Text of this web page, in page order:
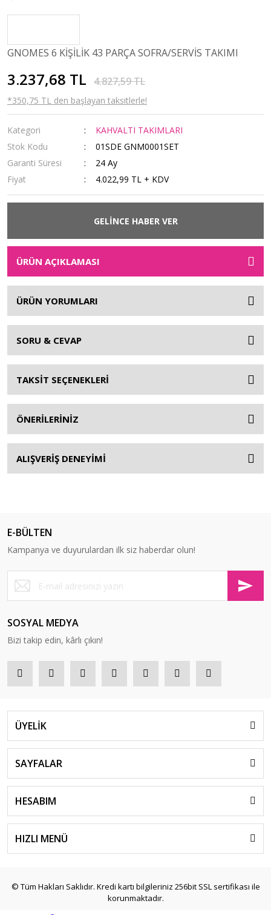
GNOMES 6 KİŞİLİK 43 PARÇA SOFRA/SERVİS TAKIMI
3.237,68 TL 4.827,59 TL
*350,75 TL den başlayan taksitlerle!
Kategori
KAHVALTI TAKIMLARI
Stok Kodu
01SDE GNM0001SET
Garanti Süresi
24 Ay
Fiyat
4.022,99 TL + KDV
GELİNCE HABER VER
ÜRÜN AÇIKLAMASI
ÜRÜN YORUMLARI
SORU & CEVAP
TAKSİT SEÇENEKLERİ
ÖNERİLERİNİZ
ALIŞVERİŞ DENEYİMİ
E-BÜLTEN
Kampanya ve duyurulardan ilk siz haberdar olun!
SOSYAL MEDYA
Bizi takip edin, kârlı çıkın!
ÜYELİK
SAYFALAR
HESABIM
HIZLI MENÜ
© Tüm Hakları Saklıdır. Kredi kartı bilgileriniz 256bit SSL sertifikası ile
korunmaktadır.